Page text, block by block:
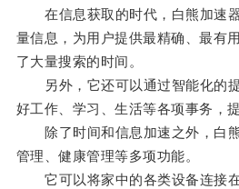
在信息获取的时代，白熊加速
量信息，为用户提供最精确、最有
了大量搜索的时间。
另外，它还可以通过智能化的
好工作、学习、生活等各项事务，
除了时间和信息加速之外，白
管理、健康管理等多项功能。
它可以将家中的各类设备连接在